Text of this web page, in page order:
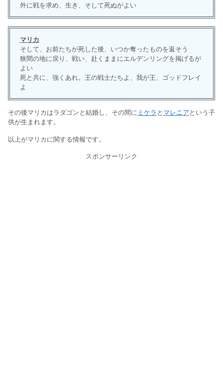
外に戦を求め、生き、そして死ぬがよい
マリカ
そして、お前たちが死した後、いつか奪ったものを返そう
狭間の地に戻り、戦い、赴くままにエルデンリングを掲げるが
よい
死と共に、強くあれ。王の戦士たちよ、我が王、ゴッドフレイ
よ
その後マリカはラダゴンと結婚し、その間に ミケラ と マレニア という子
供が生まれます。
以上がマリカに関する情報です。
スポンサーリンク